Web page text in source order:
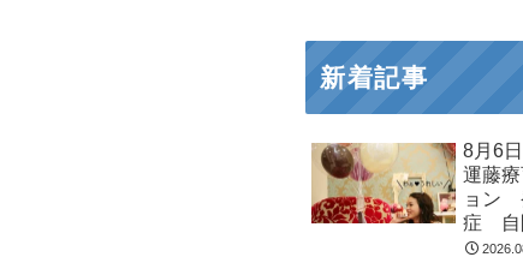
新着記事
8月6
運藤
ョン
症